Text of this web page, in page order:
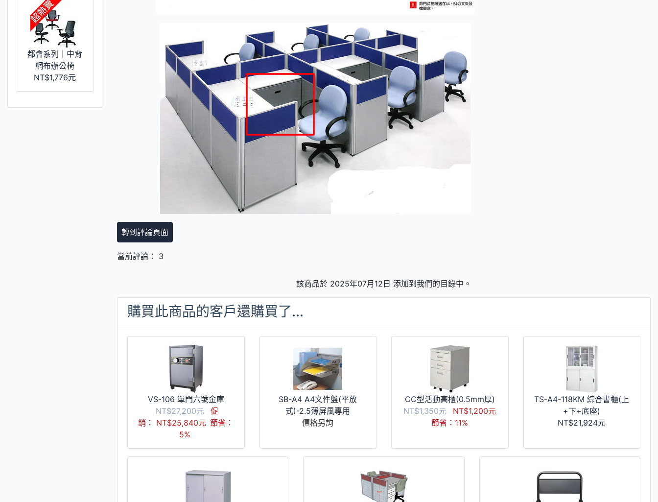
都會系列｜中背
網布辦公椅
NT$1,776元
轉到評論頁面
當前評論： 3
該商品於 2025年07月12日 添加到我們的目錄中。
購買此商品的客戶還購買了...
VS-106 單門六號金庫
NT$27,200元
促
銷： NT$25,840元 節省：
5%
SB-A4 A4文件盤(平放
式)-2.5薄屏風專用
價格另詢
CC型活動高櫃(0.5mm厚)
NT$1,350元
NT$1,200元
節省：11%
TS-A4-118KM 綜合書櫃(上
+下+底座)
NT$21,924元